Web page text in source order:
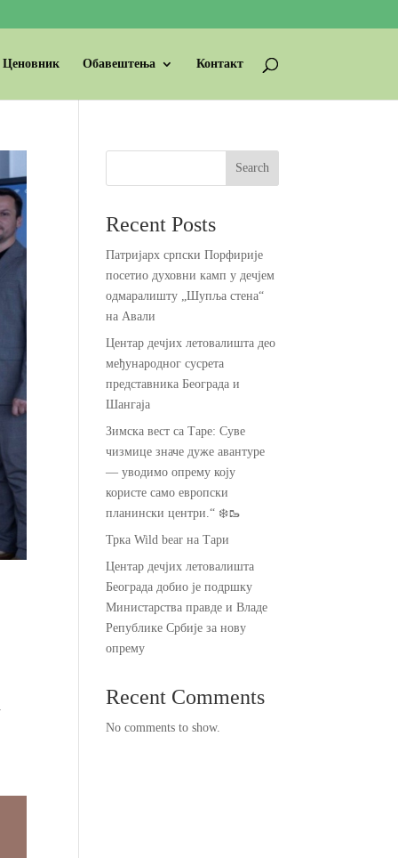
Ценовник Обавештења Контакт
Search
Recent Posts
Патријарх српски Порфирије
посетио духовни камп у дечјем
одмаралишту „Шупља стена“
на Авали
Центар дечјих летовалишта део
међународног сусрета
представника Београда и
Шангаја
Зимска вест са Таре: Суве
чизмице значе дуже авантуре
— уводимо опрему коју
користе само европски
планински центри.“ ❄️🥾
Трка Wild bear на Тари
Центар дечјих летовалишта
Београда добио је подршку
Министарства правде и Владе
Републике Србије за нову
опрему
Recent Comments
No comments to show.